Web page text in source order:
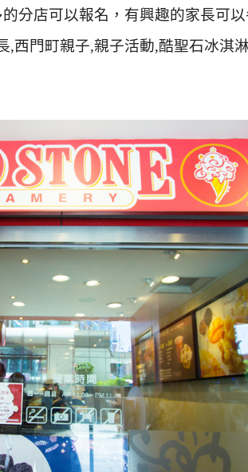
分店可以報名，有興趣的家長可